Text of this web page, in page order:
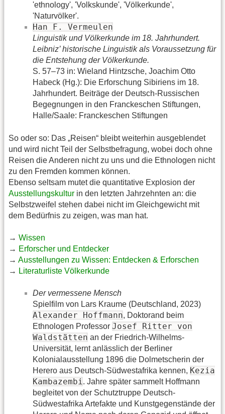
'ethnology', 'Volkskunde', 'Völkerkunde',
'Naturvölker'.
Han F. Vermeulen
Linguistik und Völkerkunde im 18. Jahrhundert.
Leibniz’ historische Linguistik als Voraussetzung für
die Entstehung der Völkerkunde.
S. 57–73 in: Wieland Hintzsche, Joachim Otto
Habeck (Hg.): Die Erforschung Sibiriens im 18.
Jahrhundert. Beiträge der Deutsch-Russischen
Begegnungen in den Franckeschen Stiftungen,
Halle/Saale: Franckeschen Stiftungen
So oder so: Das „Reisen“ bleibt weiterhin ausgeblendet
und wird nicht Teil der Selbstbefragung, wobei doch ohne
Reisen die Anderen nicht zu uns und die Ethnologen nicht
zu den Fremden kommen können.
Ebenso seltsam mutet die quantitative Explosion der
Ausstellungskultur in den letzten Jahrzehnten an: die
Selbstzweifel stehen dabei nicht im Gleichgewicht mit
dem Bedürfnis zu zeigen, was man hat.
→ Wissen
→ Erforscher und Entdecker
→ Ausstellungen zu Wissen: Entdecken & Erforschen
→ Literaturliste Völkerkunde
Der vermessene Mensch
Spielfilm von Lars Kraume (Deutschland, 2023)
Alexander Hoffmann, Doktorand beim
Ethnologen Professor Josef Ritter von
Waldstätten an der Friedrich-Wilhelms-
Universität, lernt anlässlich der Berliner
Kolonialausstellung 1896 die Dolmetscherin der
Herero aus Deutsch-Südwestafrika kennen, Kezia
Kambazembi. Jahre später sammelt Hoffmann
begleitet von der Schutztruppe Deutsch-
Südwestafrika Artefakte und Kunstgegenstände der